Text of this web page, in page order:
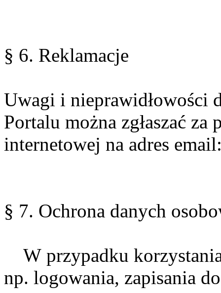
§ 6. Reklamacje
Uwagi i nieprawidłowości
Portalu można zgłaszać
internetowej na adres
§ 7. Ochrona danych
W przypadku
np. logowania, zapisania